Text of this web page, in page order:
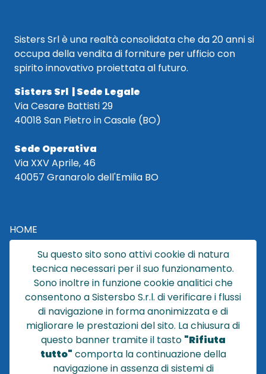
Sisters Srl è una realtà consolidata che da 20 anni si
occupa della vendita di forniture per ufficio con
spirito innovativo proiettata al futuro.
Sisters Srl | Sede Legale
Via Cesare Battisti 29
40018 San Pietro in Casale (BO)
Sede Operativa
Via XXV Aprile, 46
40057 Granarolo dell'Emilia BO
HOME
CATALOGO
CHI SIAMO
NEWS
CONTATTACI
CONDIZIONI DI VENDITA
POLICY PRIVACY
NOTE LEGALI
Su questo sito sono attivi cookie di natura
tecnica necessari per il suo funzionamento.
Sono inoltre in funzione cookie analitici che
consentono a Sistersbo S.r.l. di verificare i flussi
di navigazione in forma anonimizzata e di
migliorare le prestazioni del sito. La chiusura di
questo banner tramite il tasto "Rifiuta
tutto" comporta la continuazione della
navigazione in assenza di sistemi di